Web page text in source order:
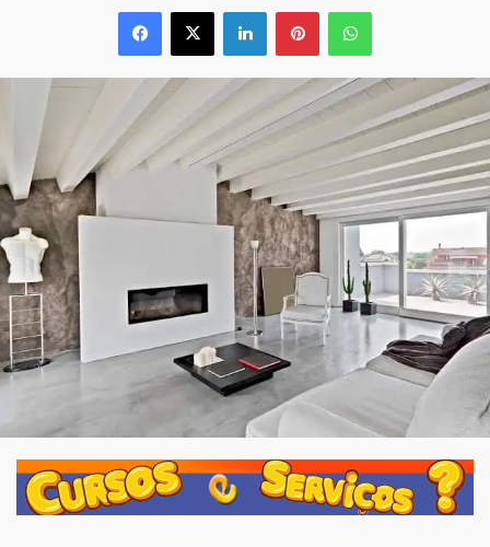
mail
Facebook
X LinkedinPinterestWhatsApp